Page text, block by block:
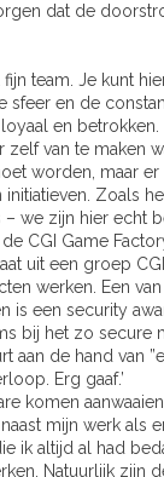
dat de
fijn team. Je kunt
sfeer en de
en
van te maken
worden, maar
initiatieven. Zoals
– we zijn hier echt
CGI Game
uit een groep
werken. Een
is een security
bij het zo secure
aan de hand van
Erg gaaf.’
komen
mijn werk als
ik altijd al had
Natuurlijk zijn